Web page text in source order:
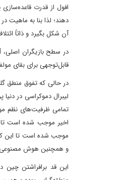
افول از قدرت
دهند؛ لذا بنا به ماهیت
آن شکل بگیرد و ذاتاً
در سطح بازیگران
قابل‌توجهی برای بقای
در حالی که تفوق منطق
لیبرال دموکراسی در
تمامی ظرفیت‌های نظم
اخیر موجب شده است تا
موجب شده است تا این
و همچنین هوش مصنوعی
این قد برافراشتن چین